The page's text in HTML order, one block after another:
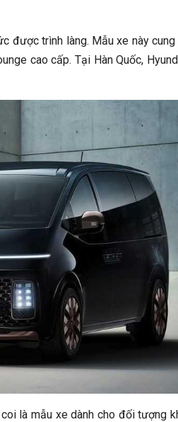
được trình làng. Mẫu xe này cung
cao cấp. Tại Hàn Quốc,
là mẫu xe dành cho đối tượng